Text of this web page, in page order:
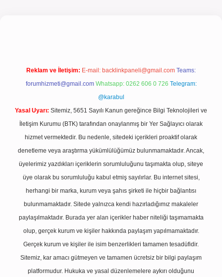
Reklam ve İletişim: E-mail: backlinkpaneli@gmail.com Teams:
forumhizmeti@gmail.com Whatsapp: 0262 606 0 726 Telegram:
@karabul
Yasal Uyarı: Sitemiz, 5651 Sayılı Kanun gereğince Bilgi Teknolojileri ve
İletişim Kurumu (BTK) tarafından onaylanmış bir Yer Sağlayıcı olarak
hizmet vermektedir. Bu nedenle, sitedeki içerikleri proaktif olarak
denetleme veya araştırma yükümlülüğümüz bulunmamaktadır. Ancak,
üyelerimiz yazdıkları içeriklerin sorumluluğunu taşımakta olup, siteye
üye olarak bu sorumluluğu kabul etmiş sayılırlar. Bu internet sitesi,
herhangi bir marka, kurum veya şahıs şirketi ile hiçbir bağlantısı
bulunmamaktadır. Sitede yalnızca kendi hazırladığımız makaleler
paylaşılmaktadır. Burada yer alan içerikler haber niteliği taşımamakta
olup, gerçek kurum ve kişiler hakkında paylaşım yapılmamaktadır.
Gerçek kurum ve kişiler ile isim benzerlikleri tamamen tesadüfidir.
Sitemiz, kar amacı gütmeyen ve tamamen ücretsiz bir bilgi paylaşım
platformudur. Hukuka ve yasal düzenlemelere aykırı olduğunu